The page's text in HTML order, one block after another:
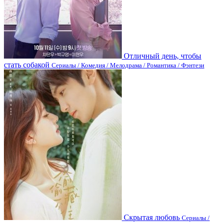
Отличный день, чтобы
стать собакой Сериалы / Комедия / Мелодрама / Романтика / Фэнтези
Скрытая любовь Сериалы /